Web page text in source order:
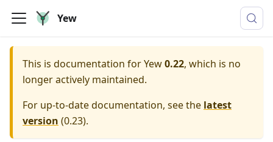
Yew
This is documentation forYew0.22, which is no
longer actively maintained.
For up-to-date documentation, see the latest
version (0.23).